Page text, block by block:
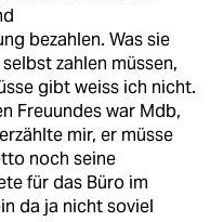
bezahlen. Was sie
zahlen müssen,
gibt weiss ich nicht.
Freuundes war Mdb,
mir, er müsse
noch seine
für das Büro im
da ja nicht soviel